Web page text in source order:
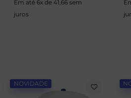
Em até 6x de 41,66 sem
juros
NOVIDADE